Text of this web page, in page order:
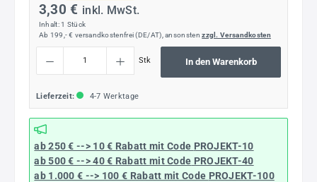
3,30 € inkl. MwSt.
Inhalt: 1 Stück
Ab 199,- € versandkostenfrei (DE/AT), ansonstenzzgl. Versandkosten
Stk In den Warenkorb
Lieferzeit: 4-7 Werktage
ab 250 € --> 10 € Rabatt mit Code PROJEKT-10
ab 500 € --> 40 € Rabatt mit Code PROJEKT-40
ab 1.000 € --> 100 € Rabatt mit Code PROJEKT-100